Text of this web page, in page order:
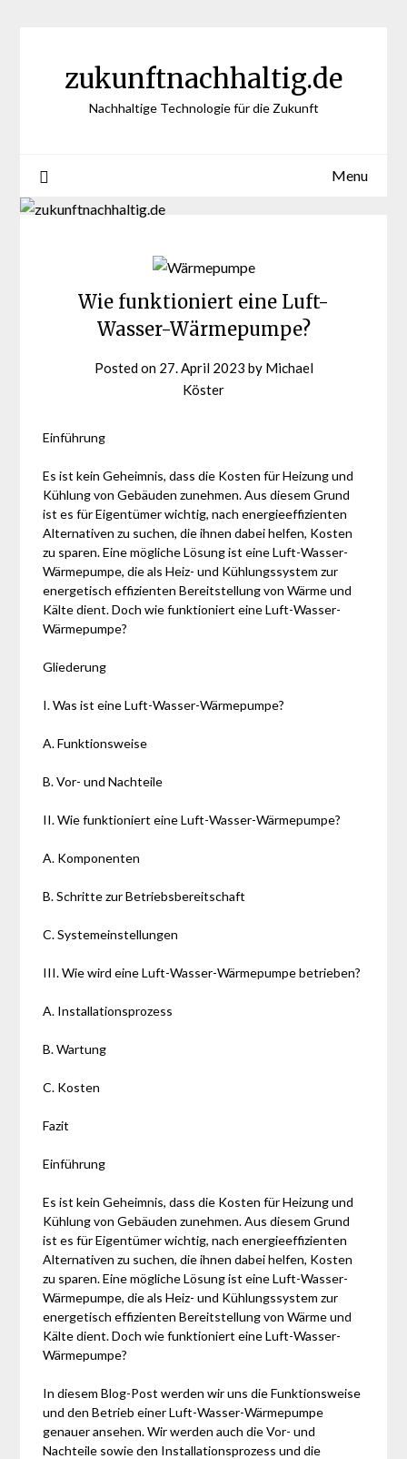
zukunftnachhaltig.de
Nachhaltige Technologie für die Zukunft
Menu
Wie funktioniert eine Luft-
Wasser-Wärmepumpe?
Posted on 27. April 2023 by Michael
Köster
Einführung
Es ist kein Geheimnis, dass die Kosten für Heizung und
Kühlung von Gebäuden zunehmen. Aus diesem Grund
ist es für Eigentümer wichtig, nach energieeffizienten
Alternativen zu suchen, die ihnen dabei helfen, Kosten
zu sparen. Eine mögliche Lösung ist eine Luft-Wasser-
Wärmepumpe, die als Heiz- und Kühlungssystem zur
energetisch effizienten Bereitstellung von Wärme und
Kälte dient. Doch wie funktioniert eine Luft-Wasser-
Wärmepumpe?
Gliederung
I. Was ist eine Luft-Wasser-Wärmepumpe?
A. Funktionsweise
B. Vor- und Nachteile
II. Wie funktioniert eine Luft-Wasser-Wärmepumpe?
A. Komponenten
B. Schritte zur Betriebsbereitschaft
C. Systemeinstellungen
III. Wie wird eine Luft-Wasser-Wärmepumpe betrieben?
A. Installationsprozess
B. Wartung
C. Kosten
Fazit
Einführung
Es ist kein Geheimnis, dass die Kosten für Heizung und
Kühlung von Gebäuden zunehmen. Aus diesem Grund
ist es für Eigentümer wichtig, nach energieeffizienten
Alternativen zu suchen, die ihnen dabei helfen, Kosten
zu sparen. Eine mögliche Lösung ist eine Luft-Wasser-
Wärmepumpe, die als Heiz- und Kühlungssystem zur
energetisch effizienten Bereitstellung von Wärme und
Kälte dient. Doch wie funktioniert eine Luft-Wasser-
Wärmepumpe?
In diesem Blog-Post werden wir uns die Funktionsweise
und den Betrieb einer Luft-Wasser-Wärmepumpe
genauer ansehen. Wir werden auch die Vor- und
Nachteile sowie den Installationsprozess und die